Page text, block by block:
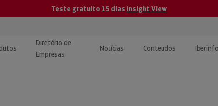
Teste gratuito 15 dias Insight View
Diretório de
Empresas
Notícias Conteúdos